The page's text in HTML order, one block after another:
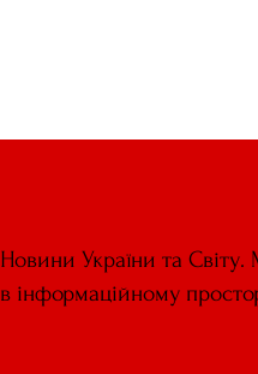
Новини України та
в інформаційному